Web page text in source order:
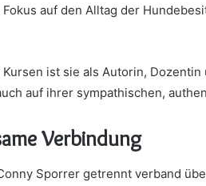
auf den Alltag der
ist sie als Autorin,
auf ihrer sympathischen,
Verbindung
Sporrer getrennt verband